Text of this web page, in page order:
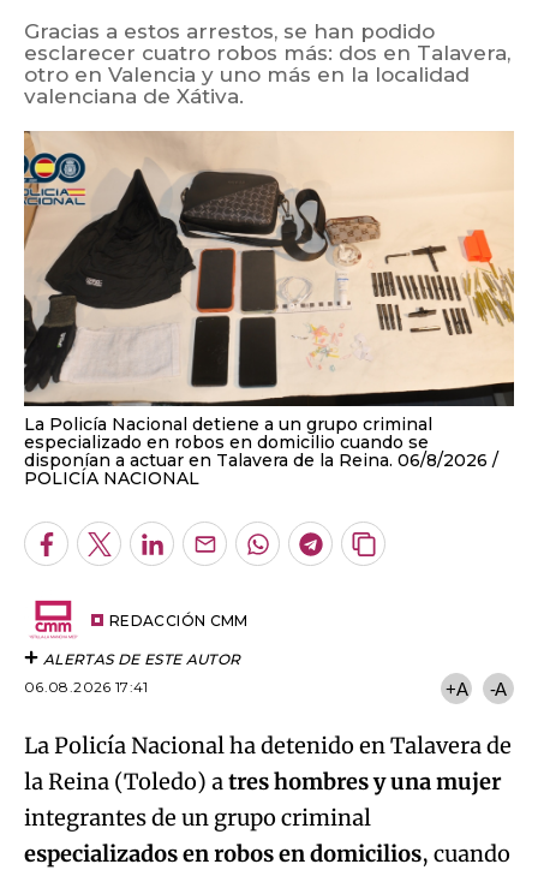
Gracias a estos arrestos, se han podido
esclarecer cuatro robos más: dos en Talavera,
otro en Valencia y uno más en la localidad
valenciana de Xátiva.
La Policía Nacional detiene a un grupo criminal
especializado en robos en domicilio cuando se
disponían a actuar en Talavera de la Reina. 06/8/2026
POLICÍA NACIONAL
Facebook
TwitterLinkedInEnviarWhatsapp
Telegram
Copiar
REDACCIÓN CMM
ALERTAS DE ESTE AUTOR
06.08.2026 17:41
+A -A
La Policía Nacional ha detenido en Talavera de
la Reina (Toledo) atres hombres y una mujer
integrantes de un grupo criminal
especializados en robos en domicilios, cuando